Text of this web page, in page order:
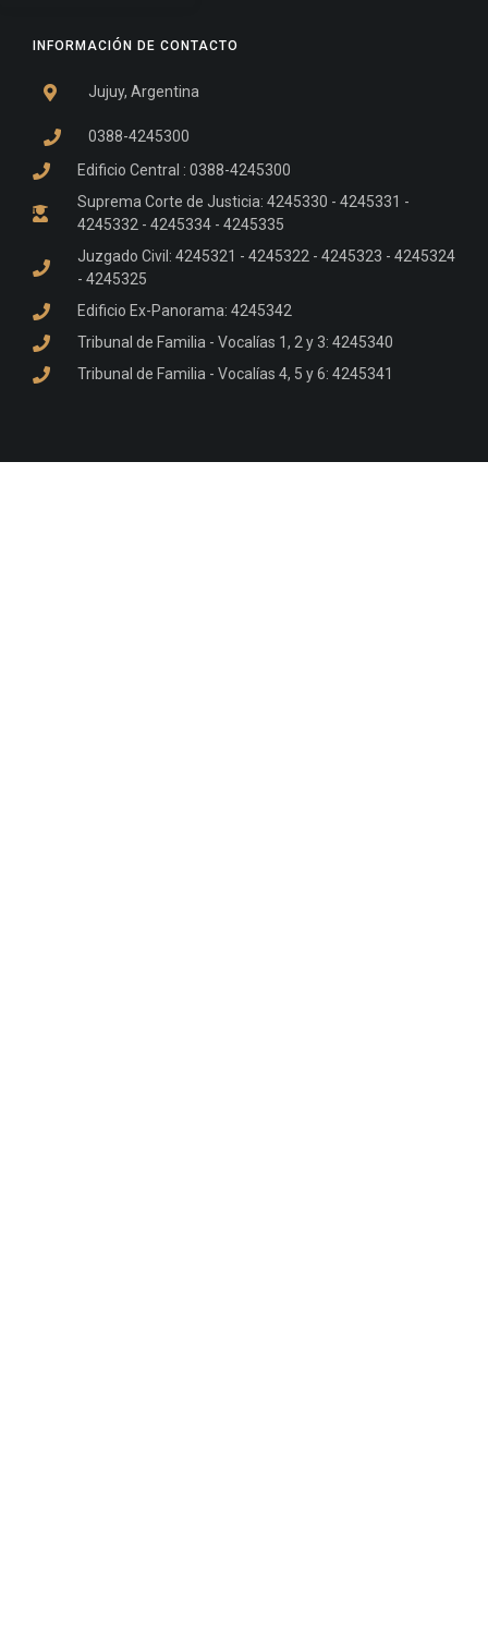
INFORMACIÓN DE CONTACTO
Jujuy, Argentina
0388-4245300
Edificio Central : 0388-4245300
Suprema Corte de Justicia: 4245330 - 4245331 -
4245332 - 4245334 - 4245335
Juzgado Civil: 4245321 - 4245322 - 4245323 - 4245324
- 4245325
Edificio Ex-Panorama: 4245342
Tribunal de Familia - Vocalías 1, 2 y 3: 4245340
Tribunal de Familia - Vocalías 4, 5 y 6: 4245341